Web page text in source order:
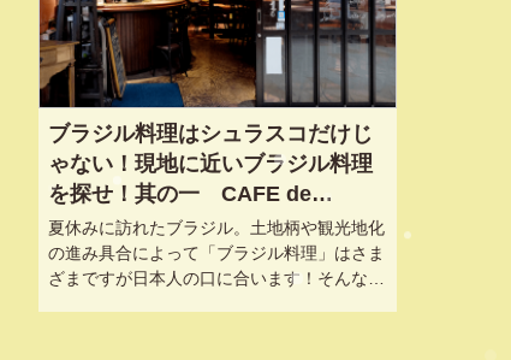
ブラジル料理はシュラスコだけじ
ゃない！現地に近いブラジル料理
を探せ！其の一 CAFE de
CENTRO 丸の内店（カフェドセン
トロ）@東京, 日比谷
夏休みに訪れたブラジル。土地柄や観光地化
の進み具合によって「ブラジル料理」はさま
ざまですが日本人の口に合います！そんなブ